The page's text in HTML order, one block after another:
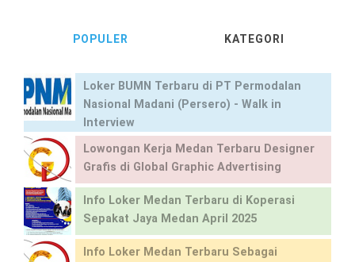
POPULER KATEGORI
Loker BUMN Terbaru di PT Permodalan
Nasional Madani (Persero) - Walk in
Interview
Lowongan Kerja Medan Terbaru Designer
Grafis di Global Graphic Advertising
Info Loker Medan Terbaru di Koperasi
Sepakat Jaya Medan April 2025
Info Loker Medan Terbaru Sebagai